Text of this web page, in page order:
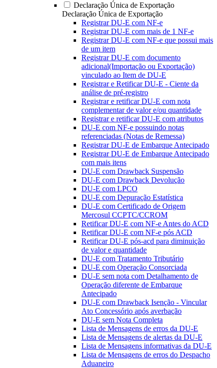
Declaração Única de Exportação
Declaração Única de Exportação
Registrar DU-E com NF-e
Registrar DU-E com mais de 1 NF-e
Registrar DU-E com NF-e que possui mais
de um item
Registrar DU-E com documento
adicional(Importação ou Exportação)
vinculado ao Item de DU-E
Registrar e Retificar DU-E - Ciente da
análise de pré-registro
Registrar e retificar DU-E com nota
complementar de valor e/ou quantidade
Registrar e retificar DU-E com atributos
DU-E com NF-e possuindo notas
referenciadas (Notas de Remessa)
Registrar DU-E de Embarque Antecipado
Registrar DU-E de Embarque Antecipado
com mais itens
DU-E com Drawback Suspensão
DU-E com Drawback Devolução
DU-E com LPCO
DU-E com Depuração Estatística
DU-E com Certificado de Origem
Mercosul CCPTC/CCROM
Retificar DU-E com NF-e Antes do ACD
Retificar DU-E com NF-e pós ACD
Retificar DU-E pós-acd para diminuição
de valor e quantidade
DU-E com Tratamento Tributário
DU-E com Operação Consorciada
DU-E sem nota com Detalhamento de
Operação diferente de Embarque
Antecipado
DU-E com Drawback Isenção - Vincular
Ato Concessório após averbação
DU-E sem Nota Completa
Lista de Mensagens de erros da DU-E
Lista de Mensagens de alertas da DU-E
Lista de Mensagens informativas da DU-E
Lista de Mensagens de erros do Despacho
Aduaneiro